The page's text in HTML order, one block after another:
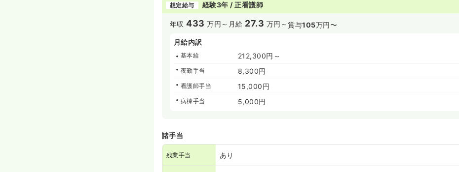
想定給与 経験3年 / 正看護師
年収433 万円～ 月給 27.3 万円～賞与105万円〜
月給内訳
基本給 212,300円～
夜勤手当 8,300円
看護師手当 15,000円
病棟手当 5,000円
諸手当
残業手当 あり